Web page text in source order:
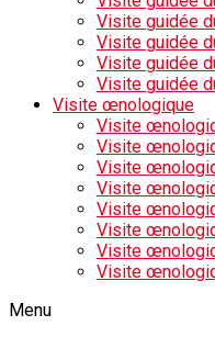
Visite guidée
Visite guidée
Visite guidée
Visite guidée
Visite œnologique
Visite
Visite
Visite
Visite
Visite
Visite
Visite
Visite
Menu